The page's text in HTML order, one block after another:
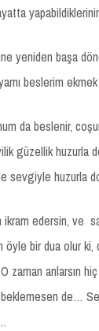
yeniden başa
beslerim
da beslenir,
güzellik huzurla
sevgiyle huzurla
ikram edersin, ve
bir dua olur ki,
zaman anlarsın hiç
beklemesen de…